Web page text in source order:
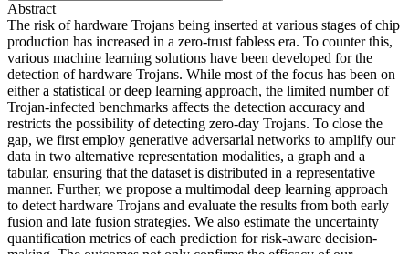
Abstract
The risk of hardware Trojans being inserted at various stages of chip
production has increased in a zero-trust fabless era. To counter this,
various machine learning solutions have been developed for the
detection of hardware Trojans. While most of the focus has been on
either a statistical or deep learning approach, the limited number of
Trojan-infected benchmarks affects the detection accuracy and
restricts the possibility of detecting zero-day Trojans. To close the
gap, we first employ generative adversarial networks to amplify our
data in two alternative representation modalities, a graph and a
tabular, ensuring that the dataset is distributed in a representative
manner. Further, we propose a multimodal deep learning approach
to detect hardware Trojans and evaluate the results from both early
fusion and late fusion strategies. We also estimate the uncertainty
quantification metrics of each prediction for risk-aware decision-